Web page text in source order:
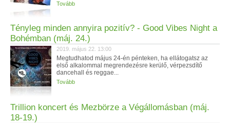
Tovább
Tényleg minden annyira pozitív? - Good Vibes Night a
Bohémban (máj. 24.)
2019. május 22. 13:00
Megtudhatod május 24-én pénteken, ha ellátogatsz az
első alkalommal megrendezésre kerülő, vérpezsdítő
dancehall és reggae...
Tovább
Trillion koncert és Mezbörze a Végállomásban (máj.
18-19.)